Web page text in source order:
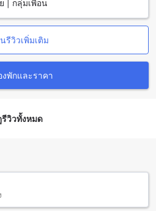
รห้องพักในหลากหลายประเภทเพื่อ
เข้าพักทุกคน หากคุณกำลังมองหา
รับคู่รัก ห้อง Standard Double
และเตียงขนาดใหญ่ 1 เตียงจะเป็น
ที่มีพื้นที่ 16 ตารางเมตรและเตียง
ที่ใช่สำหรับคุณ นอกจากนี้ยังมีห้อง
พลาโตผ่าน Agoda จะมอบ
ยและไม่ยุ่งยาก
งแรมเลอ พลาโต
ทำเลที่สะดวกสบายในเมืองเชียงใหม่
| กลุ่มเพื่อน
รีวิวเพิ่มเติม
งพักและราคา
รีวิวทั้งหมด